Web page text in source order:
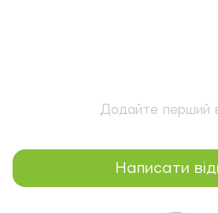
Додайте перший
Написати